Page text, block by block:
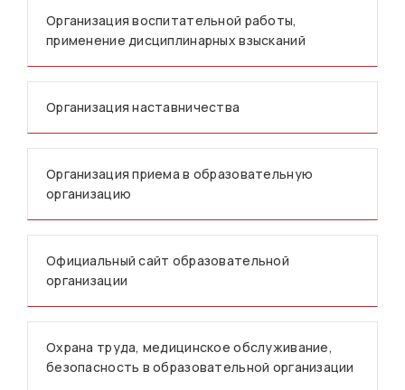
Организация воспитательной работы,
применение дисциплинарных взысканий
Организация наставничества
Организация приема в образовательную
организацию
Официальный сайт образовательной
организации
Охрана труда, медицинское обслуживание,
безопасность в образовательной организации